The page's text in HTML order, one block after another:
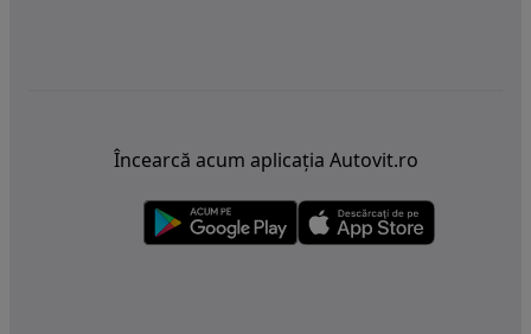
Încearcă acum aplicația Autovit.ro